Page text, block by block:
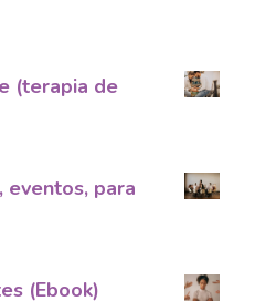
(terapia de
eventos, para
(Ebook)